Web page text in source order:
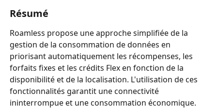
Résumé
Roamless propose une approche simplifiée de la
gestion de la consommation de données en
priorisant automatiquement les récompenses, les
forfaits fixes et les crédits Flex en fonction de la
disponibilité et de la localisation. L'utilisation de ces
fonctionnalités garantit une connectivité
ininterrompue et une consommation économique.